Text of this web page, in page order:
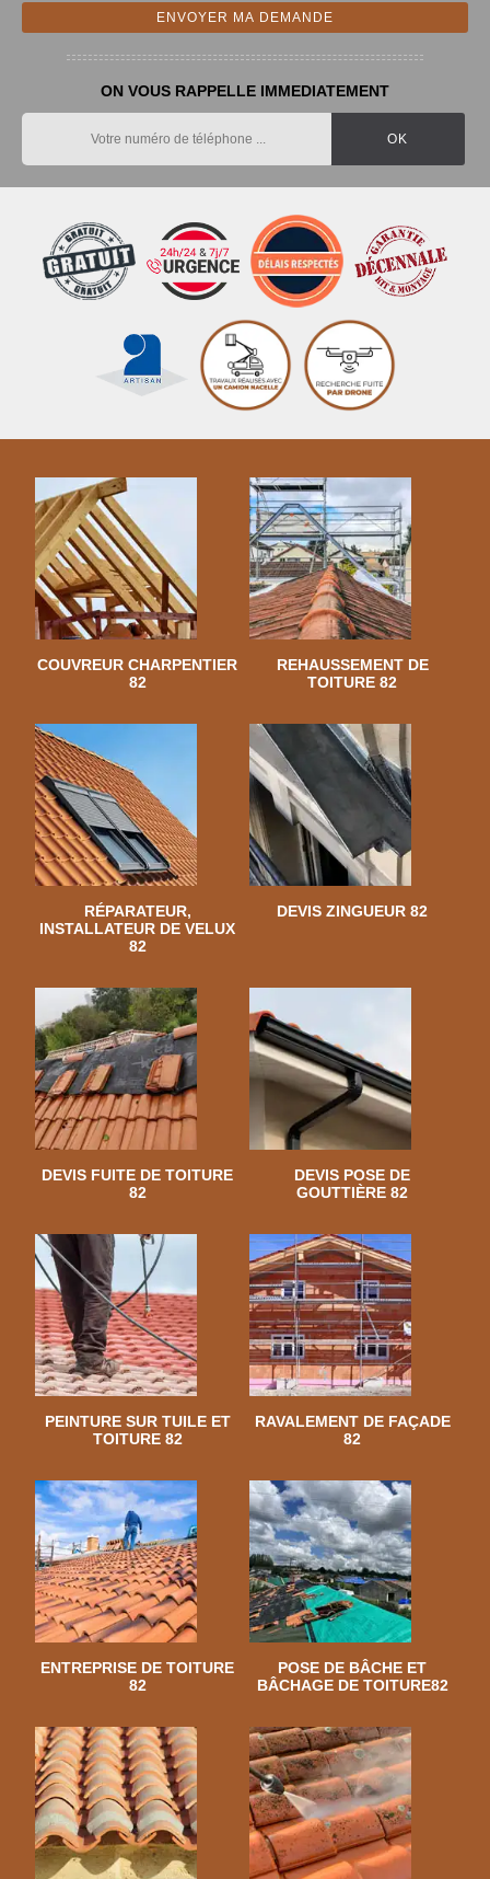
ON VOUS RAPPELLE IMMEDIATEMENT
COUVREUR CHARPENTIER
82
REHAUSSEMENT DE
TOITURE 82
RÉPARATEUR,
INSTALLATEUR DE VELUX
82
DEVIS ZINGUEUR 82
DEVIS FUITE DE TOITURE
82
DEVIS POSE DE
GOUTTIÈRE 82
PEINTURE SUR TUILE ET
TOITURE 82
RAVALEMENT DE FAÇADE
82
ENTREPRISE DE TOITURE
82
POSE DE BÂCHE ET
BÂCHAGE DE TOITURE82